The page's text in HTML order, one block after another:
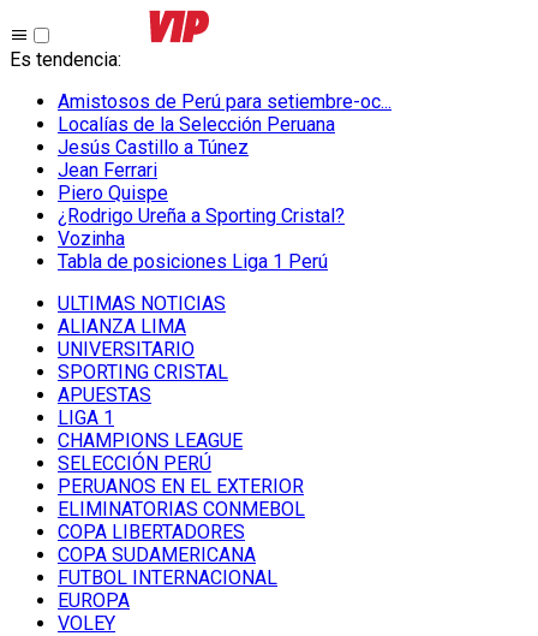
Es tendencia:
Amistosos de Perú para setiembre-oc...
Localías de la Selección Peruana
Jesús Castillo a Túnez
Jean Ferrari
Piero Quispe
¿Rodrigo Ureña a Sporting Cristal?
Vozinha
Tabla de posiciones Liga 1 Perú
ULTIMAS NOTICIAS
ALIANZA LIMA
UNIVERSITARIO
SPORTING CRISTAL
APUESTAS
LIGA 1
CHAMPIONS LEAGUE
SELECCIÓN PERÚ
PERUANOS EN EL EXTERIOR
ELIMINATORIAS CONMEBOL
COPA LIBERTADORES
COPA SUDAMERICANA
FUTBOL INTERNACIONAL
EUROPA
VOLEY